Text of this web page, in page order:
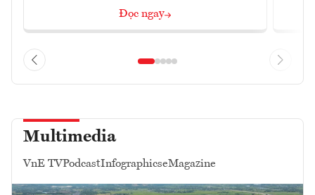
Đọc ngay
Multimedia
VnE TVPodcastInfographicseMagazine